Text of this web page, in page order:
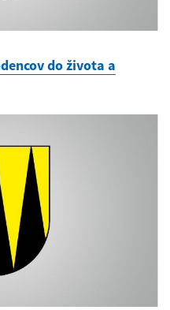
do života a